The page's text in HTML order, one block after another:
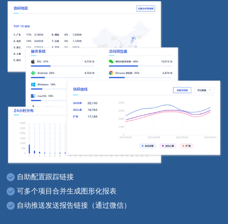
自助配置跟踪链接
可多个项目合并生成图形化报表
自动推送发送报告链接（通过微信）